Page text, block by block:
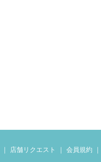
｜ 店舗リクエスト ｜ 会員規約 ｜